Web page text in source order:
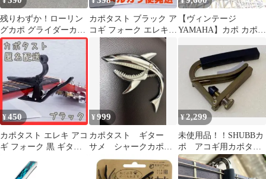
残りわずか！ローリン
グカポ グライダーカポ
ギター カポタスト
CAPO１点
カポタスト ブラック ア
コギ フォーク エレキギ
ター カポ ギター 固定
【ヴィンテージ
YAMAHA】カポ カポタ
¥450
カポタスト エレキ アコ
ギ フォーク 黒 ギター
¥999
カポタスト ギター
サメ シャークカポ
カポ シルバー 楽器
¥2,299
未使用品！！SHUBBカ
ポ アコギ用カポタス
ト ゴールド